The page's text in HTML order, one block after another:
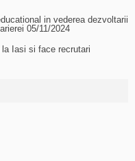
in vederea dezvoltarii
05/11/2024
Iasi si face recrutari